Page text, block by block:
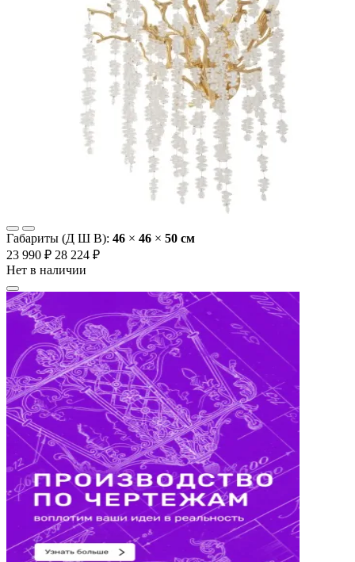
Габариты (Д Ш В): 46 × 46 × 50 cм
23 990 ₽ 28 224 ₽
Нет в наличии